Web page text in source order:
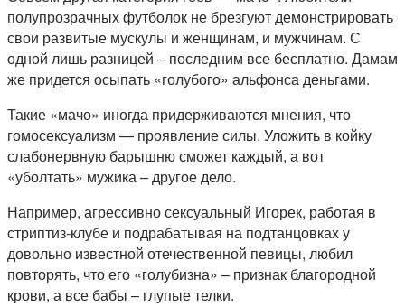
полупрозрачных футболок не брезгуют демонстрировать
свои развитые мускулы и женщинам, и мужчинам. С
одной лишь разницей – последним все бесплатно. Дамам
же придется осыпать «голубого» альфонса деньгами.
Такие «мачо» иногда придерживаются мнения, что
гомосексуализм — проявление силы. Уложить в койку
слабонервную барышню сможет каждый, а вот
«уболтать» мужика – другое дело.
Например, агрессивно сексуальный Игорек, работая в
стриптиз-клубе и подрабатывая на подтанцовках у
довольно известной отечественной певицы, любил
повторять, что его «голубизна» – признак благородной
крови, а все бабы – глупые телки.